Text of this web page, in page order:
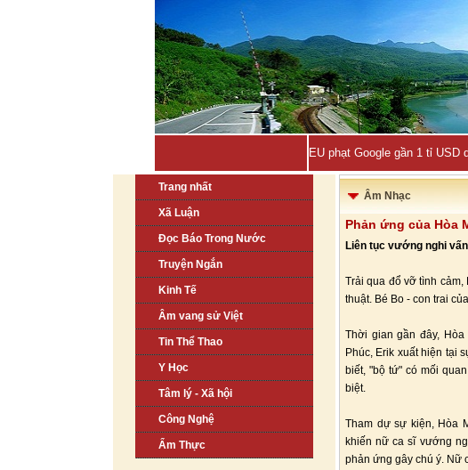
EU phạt Google gần 1 tỉ USD
Trang nhất
Xã Luận
Đọc Báo Trong Nước
Truyện Ngắn
Kinh Tế
Âm vang sử Việt
Tin Thể Thao
Y Học
Tâm lý - Xã hội
Công Nghệ
Ẩm Thực
Âm Nhạc
Phản ứng của Hòa
Liên tục vướng nghi
Trải qua đổ vỡ tình
thuật. Bé Bo - con trai
Thời gian gần đây,
Phúc, Erik xuất hiện tại
biết, "bộ tứ" có mối
biệt.
Tham dự sự kiện, Hòa
khiến nữ ca sĩ vướng
phản ứng gây chú ý. Nữ